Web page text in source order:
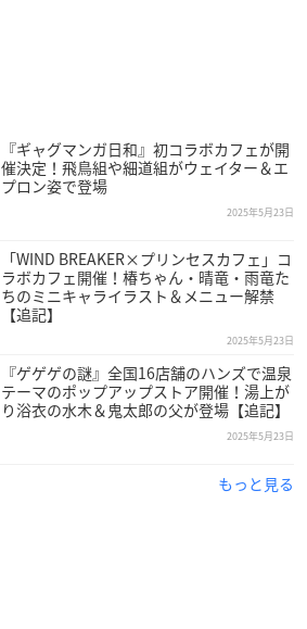
『ギャグマンガ日和』初コラボカフェが開
催決定！飛鳥組や細道組がウェイター＆エ
プロン姿で登場
2025年5月23日
「WIND BREAKER×プリンセスカフェ」コ
ラボカフェ開催！椿ちゃん・晴竜・雨竜た
ちのミニキャライラスト＆メニュー解禁
【追記】
2025年5月23日
『ゲゲゲの謎』全国16店舗のハンズで温泉
テーマのポップアップストア開催！湯上が
り浴衣の水木＆鬼太郎の父が登場【追記】
2025年5月23日
もっと見る